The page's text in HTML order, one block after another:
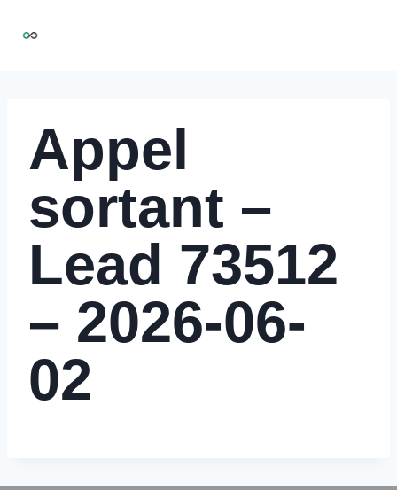
Appel
sortant –
Lead 73512
– 2026-06-
02